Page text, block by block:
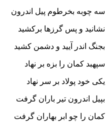
سه چوبه بخرطوم پیل اندرون‏
نشانید و پس گرزها برکشید
بجنگ اندر آیید و دشمن کشید
سپهبد کمان را بزه بر نهاد
یکى خود پولاد بر سر نهاد
بپیل اندرون تیر باران گرفت
کمان را چو ابر بهاران گرفت‏